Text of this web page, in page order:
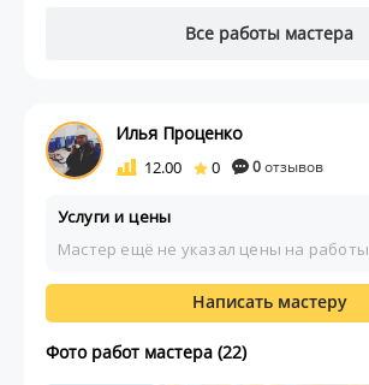
Все работы мастера
Илья Проценко
12.00 0 0отзывов
Услуги и цены
Мастер ещё не указал цены на работы
Написать мастеру
Фото работ мастера (22)